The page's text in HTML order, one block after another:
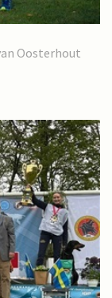
Oosterhout